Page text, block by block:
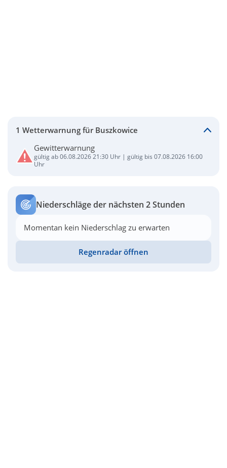
1 Wetterwarnung für Buszkowice
Gewitterwarnung
gültig ab 06.08.2026 21:30 Uhr | gültig bis 07.08.2026 16:00
Uhr
Niederschläge der nächsten 2 Stunden
Momentan kein Niederschlag zu erwarten
Regenradar öffnen